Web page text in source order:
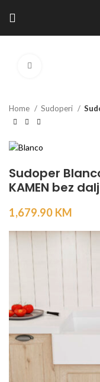
Home Sudoperi
Sudoper
KAMEN bez
1,679.90 KM